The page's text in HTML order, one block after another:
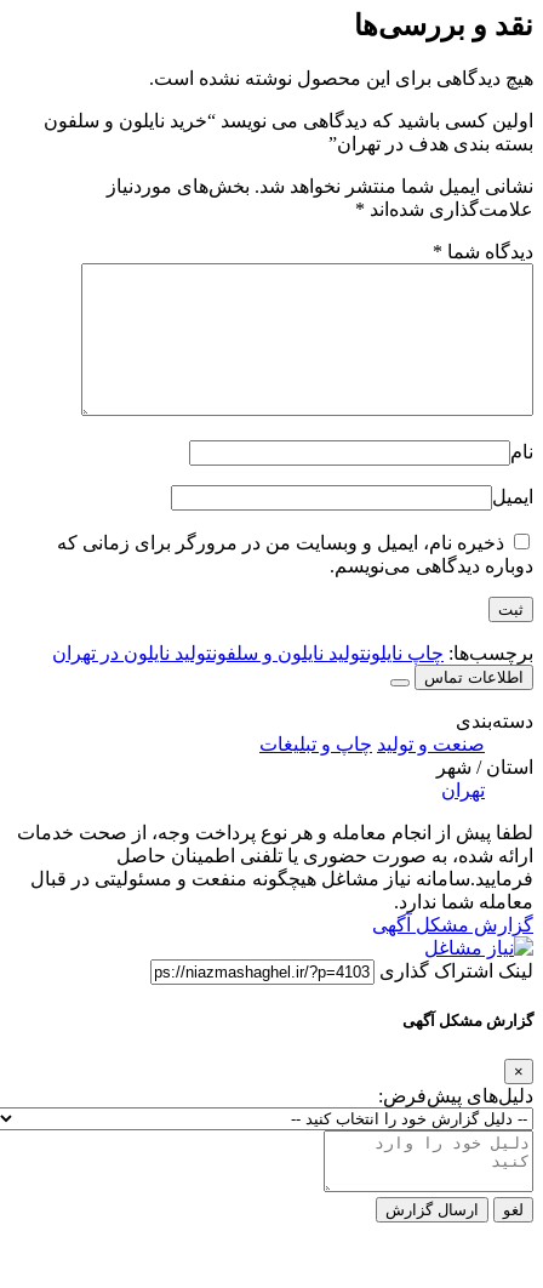
نقد و بررسی‌ها
هیچ دیدگاهی برای این محصول نوشته نشده است.
اولین کسی باشید که دیدگاهی می نویسد “خرید نایلون و سلفون
بسته بندی هدف در تهران”
نشانی ایمیل شما منتشر نخواهد شد. بخش‌های موردنیاز
علامت‌گذاری شده‌اند *
دیدگاه شما *
نام
ایمیل
ذخیره نام، ایمیل و وبسایت من در مرورگر برای زمانی که
دوباره دیدگاهی می‌نویسم.
برچسب‌ها: چاپ نایلونتولید نایلون و سلفونتولید نایلون در تهران
اطلاعات تماس
دسته‌بندی
صنعت و تولید چاپ و تبلیغات
استان / شهر
تهران
لطفا پیش از انجام معامله و هر نوع پرداخت وجه، از صحت خدمات
ارائه شده، به صورت حضوری یا تلفنی اطمینان حاصل
فرمایید.سامانه نیاز مشاغل هیچگونه منفعت و مسئولیتی در قبال
معامله شما ندارد.
گزارش مشکل آگهی
لینک اشتراک گذاری
گزارش مشکل آگهی
×
دلیل‌های پیش‌فرض:
لغو ارسال گزارش